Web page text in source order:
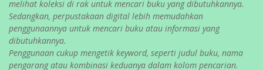
melihat koleksi di rak untuk mencari buku yang dibutuhkannya.
Sedangkan, perpustakaan digital lebih memudahkan
penggunaannya untuk mencari buku atau informasi yang
dibutuhkannya.
Penggunaan cukup mengetik keyword, seperti judul buku, nama
pengarang atau kombinasi keduanya dalam kolom pencarian.